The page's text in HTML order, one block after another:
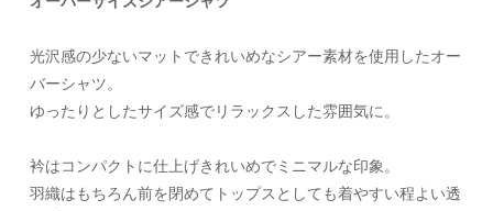
光沢感の少ないマットできれいめなシアー素材を使用したオー
バーシャツ。
ゆったりとしたサイズ感でリラックスした雰囲気に。
衿はコンパクトに仕上げきれいめでミニマルな印象。
羽織はもちろん前を閉めてトップスとしても着やすい程よい透